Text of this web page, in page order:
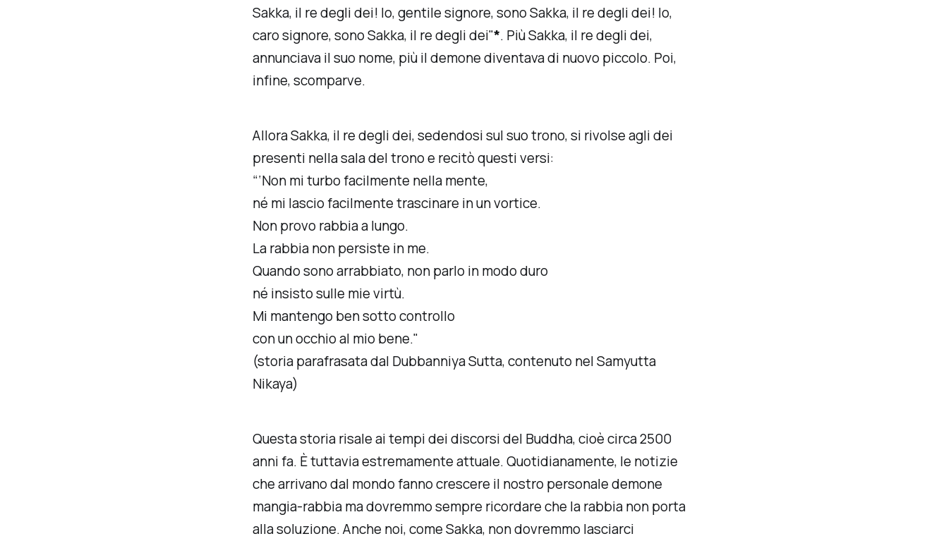
Sakka, il re degli dei! Io, gentile signore, sono Sakka, il re degli dei! Io,
caro signore, sono Sakka, il re degli dei"*. Più Sakka, il re degli dei,
annunciava il suo nome, più il demone diventava di nuovo piccolo. Poi,
infine, scomparve.
Allora Sakka, il re degli dei, sedendosi sul suo trono, si rivolse agli dei
presenti nella sala del trono e recitò questi versi:
“‘Non mi turbo facilmente nella mente,
né mi lascio facilmente trascinare in un vortice.
Non provo rabbia a lungo.
La rabbia non persiste in me.
Quando sono arrabbiato, non parlo in modo duro
né insisto sulle mie virtù.
Mi mantengo ben sotto controllo
con un occhio al mio bene."
(storia parafrasata dal Dubbanniya Sutta, contenuto nelSamyutta
Nikaya)
Questa storia risale ai tempi dei discorsi del Buddha, cioè circa 2500
anni fa. È tuttavia estremamente attuale. Quotidianamente, le notizie
che arrivano dal mondo fanno crescere il nostro personale demone
mangia-rabbia ma dovremmo sempre ricordare che la rabbia non porta
alla soluzione. Anche noi, come Sakka, non dovremmo lasciarci